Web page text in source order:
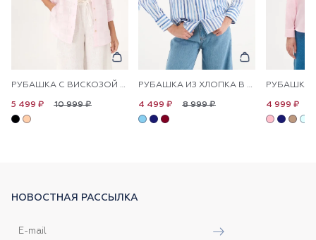
РУБАШКА С ВИСКОЗОЙ СВОБОДНАЯ
10 999 ₽
5 499 ₽
РУБАШКА ИЗ ХЛОПКА В ПОЛОСКУ ПРЯМАЯ
8 999 ₽
4 499 ₽ 4 999 ₽
НОВОСТНАЯ РАССЫЛКА